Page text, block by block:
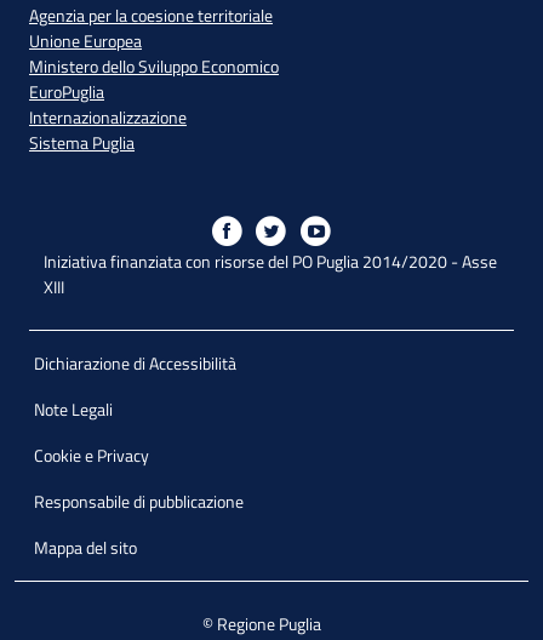
Agenzia per la coesione territoriale
Unione Europea
Ministero dello Sviluppo Economico
EuroPuglia
Internazionalizzazione
Sistema Puglia
Iniziativa finanziata con risorse del PO Puglia 2014/2020 - Asse
XIII
Dichiarazione di Accessibilità
Note Legali
Cookie e Privacy
Responsabile di pubblicazione
Mappa del sito
© Regione Puglia